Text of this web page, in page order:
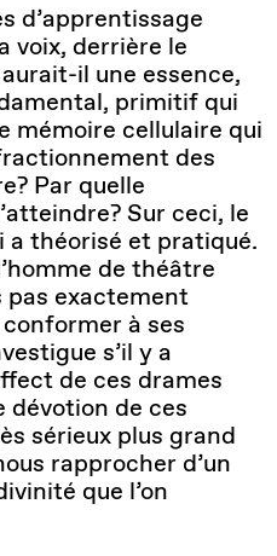
d’apprentissage
voix, derrière le
il une essence,
primitif qui
mémoire cellulaire qui
des
Par quelle
Sur ceci, le
a théorisé et pratiqué.
de théâtre
pas exactement
à ses
s’il y a
de ces drames
dévotion de ces
sérieux plus grand
rapprocher d’un
que l’on